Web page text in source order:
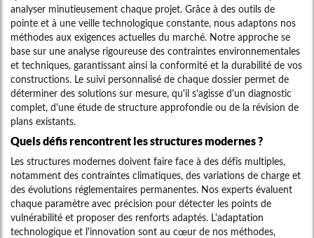
analyser minutieusement chaque projet. Grâce à des outils de
pointe et à une veille technologique constante, nous adaptons nos
méthodes aux exigences actuelles du marché. Notre approche se
base sur une analyse rigoureuse des contraintes environnementales
et techniques, garantissant ainsi la conformité et la durabilité de vos
constructions. Le suivi personnalisé de chaque dossier permet de
déterminer des solutions sur mesure, qu'il s'agisse d'un diagnostic
complet, d'une étude de structure approfondie ou de la révision de
plans existants.
Quels défis rencontrent les structures modernes ?
Les structures modernes doivent faire face à des défis multiples,
notamment des contraintes climatiques, des variations de charge et
des évolutions réglementaires permanentes. Nos experts évaluent
chaque paramètre avec précision pour détecter les points de
vulnérabilité et proposer des renforts adaptés. L'adaptation
technologique et l'innovation sont au cœur de nos méthodes,